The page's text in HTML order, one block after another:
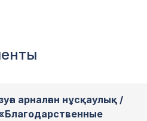
арналған нұсқаулық /